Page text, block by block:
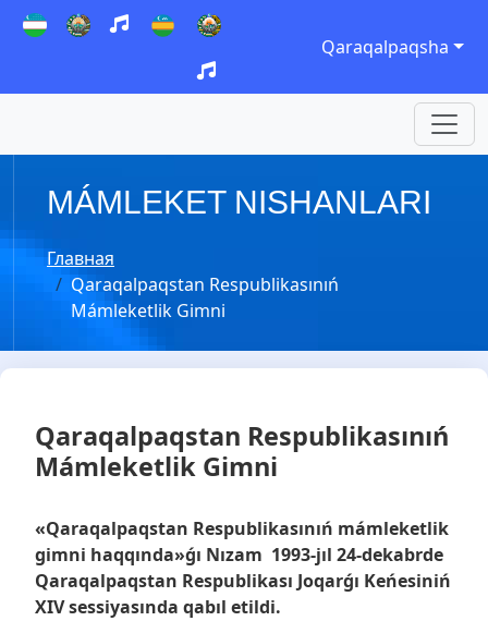
Qaraqalpaqsha
MÁMLEKET NISHANLARI
Главная
Qaraqalpaqstan Respublikasınıń
Mámleketlik Gimni
Qaraqalpaqstan Respublikasınıń
Mámleketlik Gimni
«Qaraqalpaqstan Respublikasınıń mámleketlik
gimni haqqında»ǵı Nızam 1993-jıl 24-dekabrde
Qaraqalpaqstan Respublikası Joqarǵı Keńesiniń
XIV sessiyasında qabıl etildi.